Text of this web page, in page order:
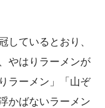
しているとおり、
やはりラーメンが
ラーメン」「山ぞ
かばないラーメン